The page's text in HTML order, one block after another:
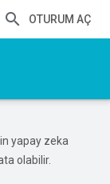
OTURUM AÇ
yapay zeka
olabilir.